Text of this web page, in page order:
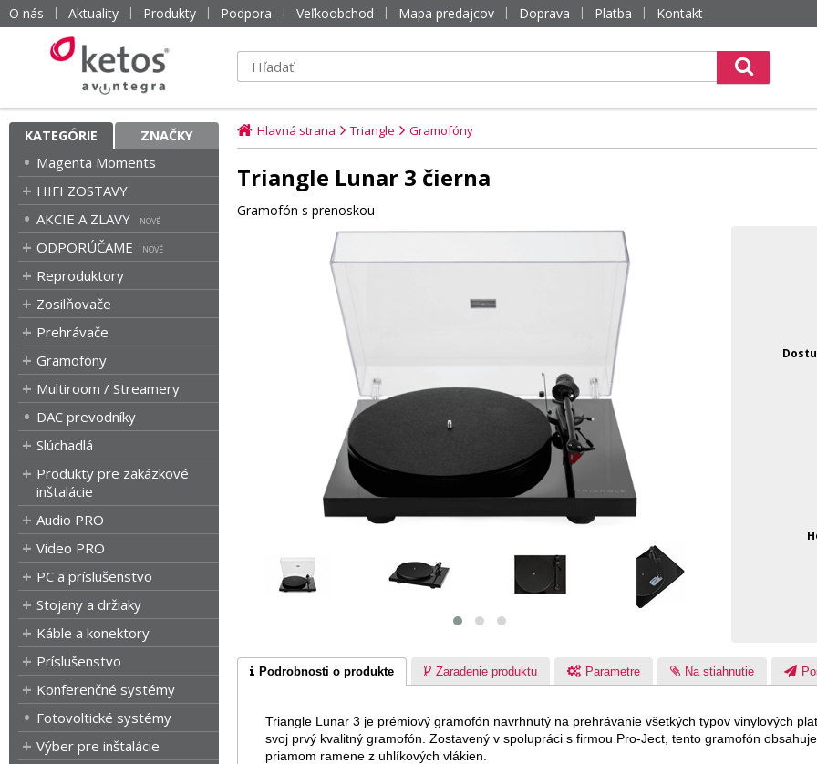
O nás Aktuality Produkty Podpora Veľkoobchod Mapa predajcov Doprava Platba Kontakt
KATEGÓRIE ZNAČKY
Magenta Moments
HIFI ZOSTAVY
AKCIE A ZLAVY
ODPORÚČAME
Reproduktory
Zosilňovače
Prehrávače
Gramofóny
Multiroom / Streamery
DAC prevodníky
Slúchadlá
Produkty pre zakázkové
inštalácie
Audio PRO
Video PRO
PC a príslušenstvo
Stojany a držiaky
Káble a konektory
Príslušenstvo
Konferenčné systémy
Fotovoltické systémy
Výber pre inštalácie
Hlavná strana Triangle Gramofóny
Triangle Lunar 3 čierna
Gramofón s prenoskou
Podrobnosti o produkte Zaradenie produktu Parametre Na stiahnutie
Triangle Lunar 3 je prémiový gramofón navrhnutý na prehrávanie všetkých typov vinylových
svoj prvý kvalitný gramofón. Zostavený v spolupráci s firmou Pro-Ject, tento gramofón
priamom ramene z uhlíkových vlákien.